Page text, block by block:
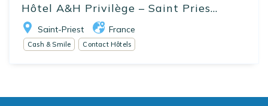
Hôtel A&H Privilège – Saint Pries...
Saint-Priest France
Cash & Smile Contact Hôtels